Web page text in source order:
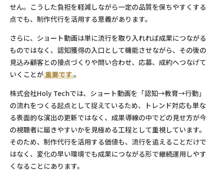
せん。こうした負担を軽減しながら一定の品質を保ちやすくする
点でも、制作代行を活用する意義があります。
さらに、ショート動画は単に流行を取り入れれば成果につながる
ものではなく、認知獲得の入口として機能させながら、その後の
見込み顧客との接点づくりや問い合わせ、応募、成約へつなげて
いくことが重要です。
株式会社Holy Techでは、ショート動画を「認知→教育→行動」
の流れをつくる起点として捉えているため、トレンド対応も単な
る表面的な演出の更新ではなく、成果導線の中でどの見せ方が今
の視聴者に届きやすいかを見極める工程として重視しています。
そのため、制作代行を活用する価値も、流行を追えることだけで
はなく、変化の早い環境でも成果につながる形で継続運用しやす
くなることにあります。